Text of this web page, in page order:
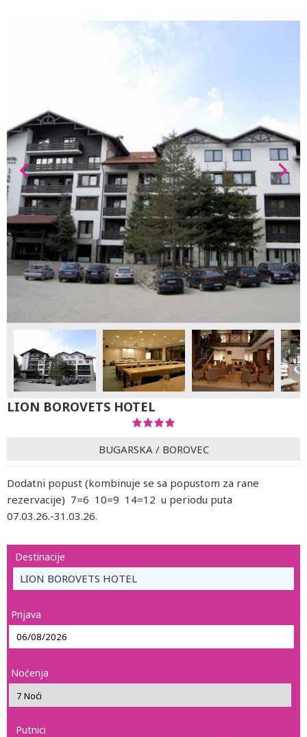
LION BOROVETS HOTEL
BUGARSKA / BOROVEC
Dodatni popust (kombinuje se sa popustom za rane
rezervacije) 7=6 10=9 14=12 u periodu puta
07.03.26.-31.03.26.
Destinacije
LION BOROVETS HOTEL
Prijava
Noćenja
Putnici